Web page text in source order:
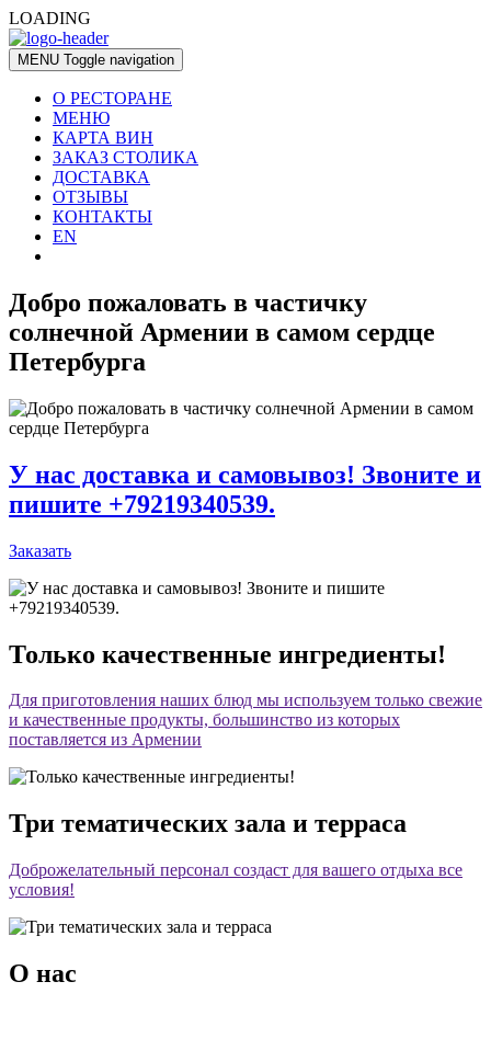
LOADING
MENU Toggle navigation
О РЕСТОРАНЕ
МЕНЮ
КАРТА ВИН
ЗАКАЗ СТОЛИКА
ДОСТАВКА
ОТЗЫВЫ
КОНТАКТЫ
EN
Добро пожаловать в частичку
солнечной Армении в самом сердце
Петербурга
У нас доставка и самовывоз! Звоните и
пишите +79219340539.
Заказать
Только качественные ингредиенты!
Для приготовления наших блюд мы используем только свежие
и качественные продукты, большинство из которых
поставляется из Армении
Три тематических зала и терраса
Доброжелательный персонал создаст для вашего отдыха все
условия!
О нас